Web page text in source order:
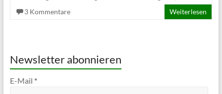
3 Kommentare
Weiterlesen
Newsletter abonnieren
E-Mail *